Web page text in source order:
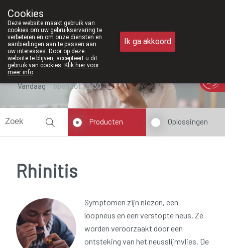
011/610300
Vandaag open tot 12u30
Producten Oplossingen
Rhinitis
Symptomen zijn niezen, een
loopneus en een verstopte neus. Ze
worden veroorzaakt door een
ontsteking van het neusslijmvlies. De
Cookies
Deze website maakt gebruik van
cookies om uw gebruikservaring te
verbeteren en om onze diensten en
aanbiedingen aan te passen aan
uw interesses. Door op deze
website te blijven, accepteert u dit
gebruik van cookies. Klik hier voor
meer info.
Ik ga akkoord